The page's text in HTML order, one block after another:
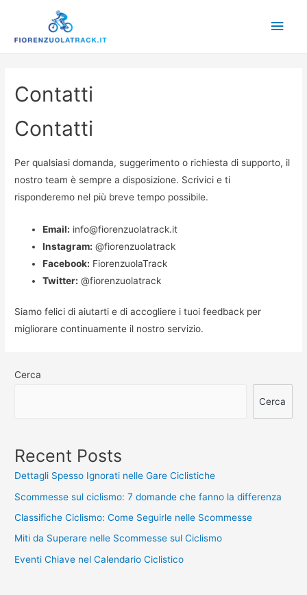
Main
Contatti
Contatti
Per qualsiasi domanda, suggerimento o richiesta di supporto, il
nostro team è sempre a disposizione. Scrivici e ti
risponderemo nel più breve tempo possibile.
Email: info@fiorenzuolatrack.it
Instagram: @fiorenzuolatrack
Facebook: FiorenzuolaTrack
Twitter: @fiorenzuolatrack
Siamo felici di aiutarti e di accogliere i tuoi feedback per
migliorare continuamente il nostro servizio.
Cerca
Cerca
Recent Posts
Dettagli Spesso Ignorati nelle Gare Ciclistiche
Scommesse sul ciclismo: 7 domande che fanno la differenza
Classifiche Ciclismo: Come Seguirle nelle Scommesse
Miti da Superare nelle Scommesse sul Ciclismo
Eventi Chiave nel Calendario Ciclistico